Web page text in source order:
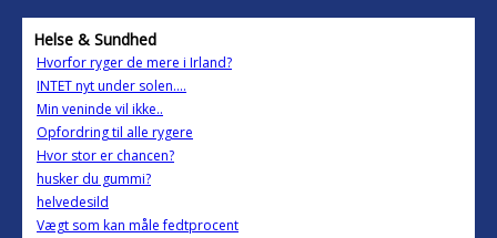
Helse & Sundhed
Hvorfor ryger de mere i Irland?
INTET nyt under solen....
Min veninde vil ikke..
Opfordring til alle rygere
Hvor stor er chancen?
husker du gummi?
helvedesild
Vægt som kan måle fedtprocent